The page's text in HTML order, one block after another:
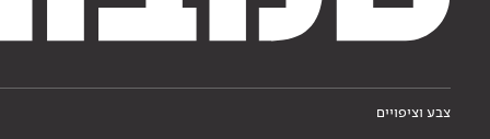
צבע וציפויים